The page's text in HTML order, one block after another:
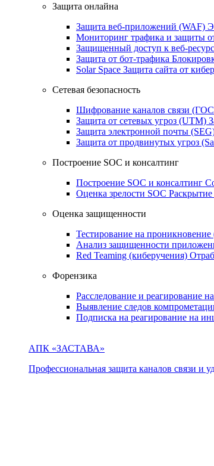
Защита онлайна
Защита веб-приложений (WAF)
Мониторинг трафика и защиты
Защищенный доступ к веб-
Защита от бот‑трафика
Solar Space Защита сайта от
Сетевая безопасность
Шифрование каналов связи
Защита от сетевых угроз (UTM)
Защита электронной почты
Защита от продвинутых угроз
Построение SOC и консалтинг
Построение SOC и консалтинг
Оценка зрелости SOC Раскрытие
Оценка защищенности
Тестирование на проникновение
Анализ защищенности
Red Teaming (киберучения)
Форензика
Расследование и реагирование
Выявление следов
Подписка на реагирование на
АПК «ЗАСТАВА»
Профессиональная защита каналов связи и